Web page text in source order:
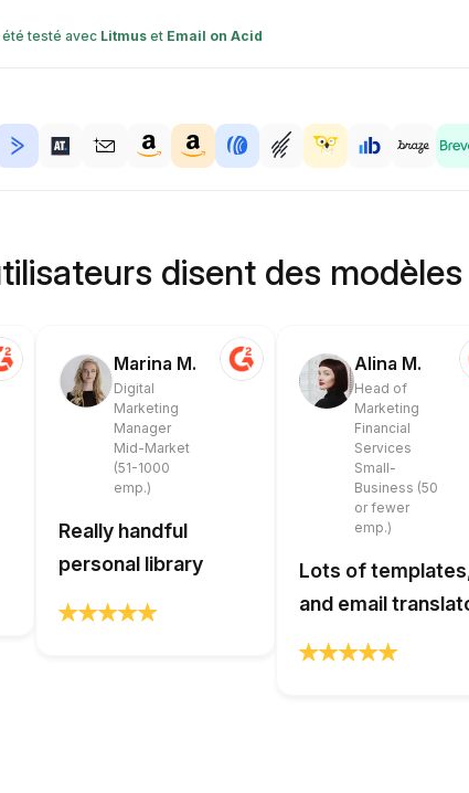
testé avec Litmuset Email on Acid
disent des
Marina M.
Digital
Marketing
Manager
Mid-Market
(51-1000
emp.)
Really handful
personal library
Alina M.
Head of
Marketing
Financial
Services
Small-
Business (50
or fewer
emp.)
Lots of
and email